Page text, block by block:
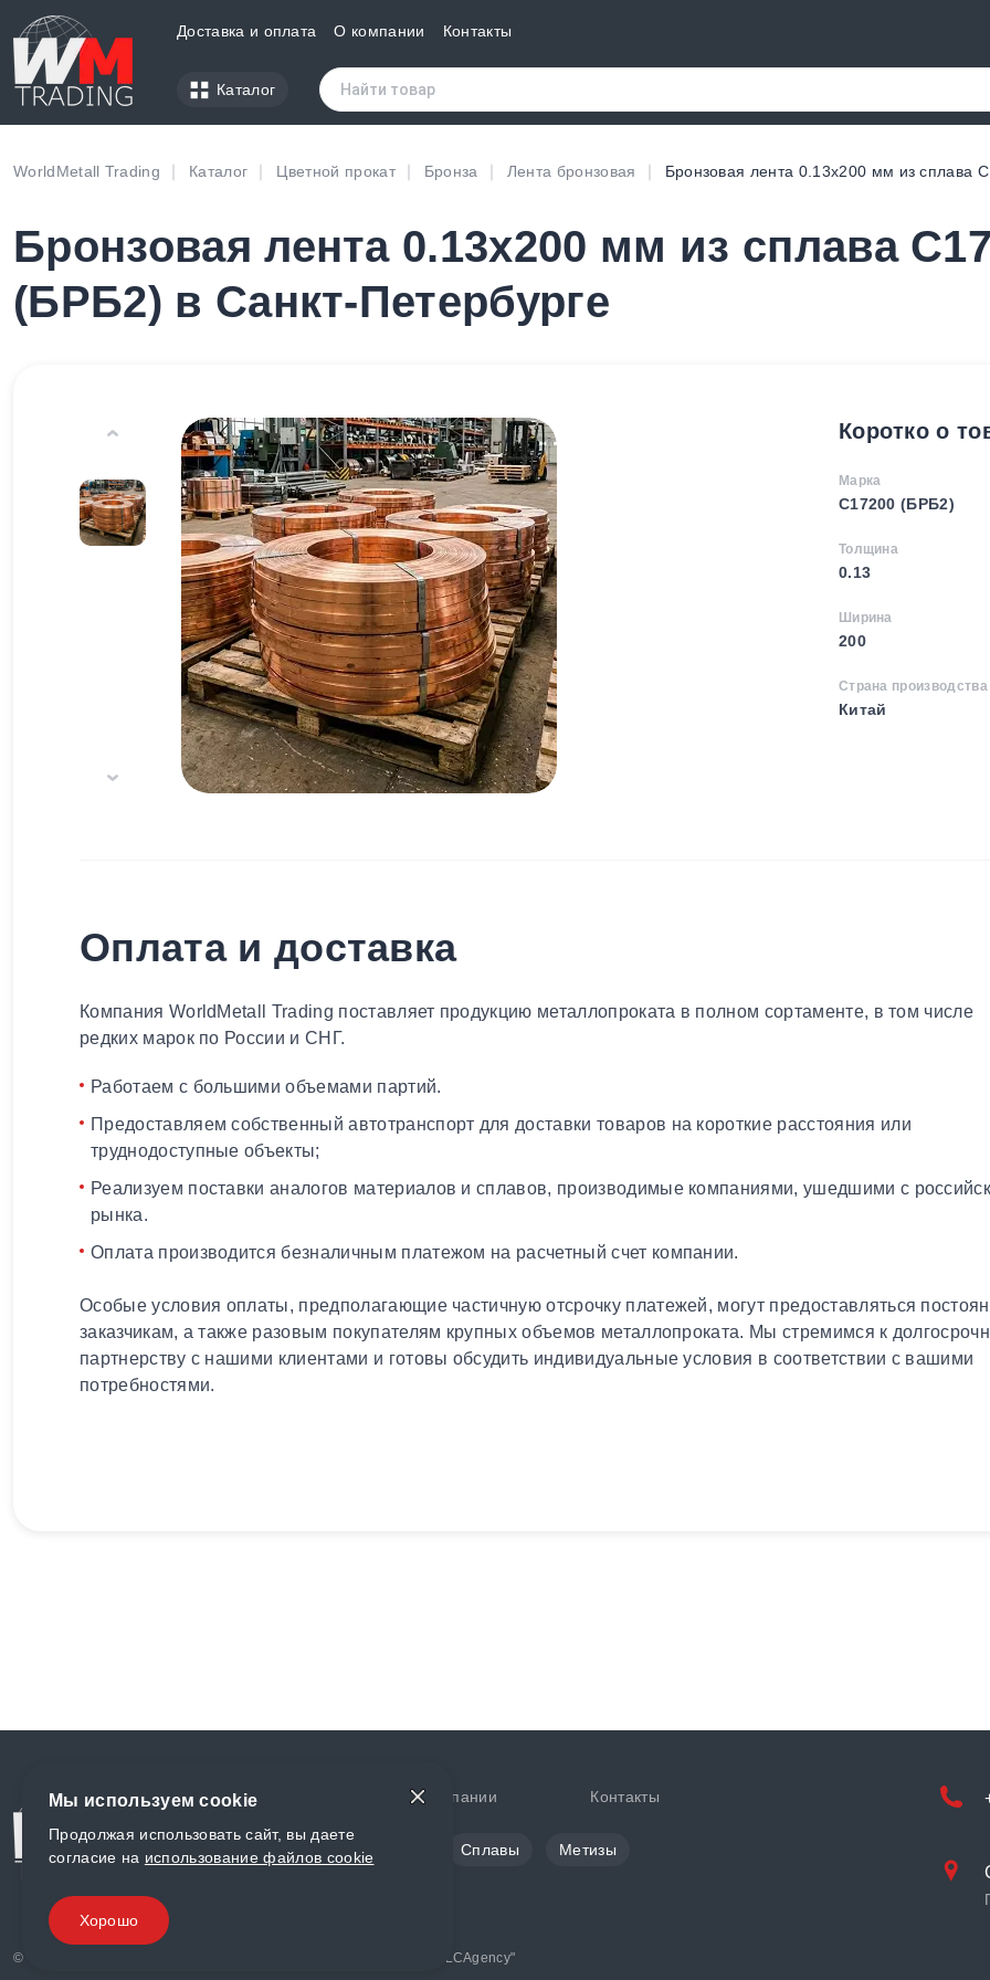
Доставка и оплата О компании Контакты
Каталог
WorldMetall Trading Каталог Цветной прокат Бронза Лента бронзовая Бронзовая лента 0.13х200 мм из сплава
Бронзовая лента 0.13х200 мм из сплава
(БРБ2) в Санкт-Петербурге
Коротко о
Марка
C17200 (БРБ2)
Толщина
0.13
Ширина
200
Страна производства
Китай
Оплата и доставка
Компания WorldMetall Trading поставляет продукцию металлопроката в полном сортаменте, в том числе
редких марок по России и СНГ.
Работаем с большими объемами партий.
Предоставляем собственный автотранспорт для доставки товаров на короткие расстояния или
труднодоступные объекты;
Реализуем поставки аналогов материалов и сплавов, производимые компаниями, ушедшими с
рынка.
Оплата производится безналичным платежом на расчетный счет компании.
Особые условия оплаты, предполагающие частичную отсрочку платежей, могут предоставляться
заказчикам, а также разовым покупателям крупных объемов металлопроката. Мы стремимся к
партнерству с нашими клиентами и готовы обсудить индивидуальные условия в соответствии с вашими
потребностями.
Доставка и оплата О компании Контакты
Цветной металл Сплавы Метизы
© «World Metall» 2025, Разработка и комплексное продвижение " LCAgency"
Мы используем cookie
Продолжая использовать сайт, вы даете
согласие на использование файлов cookie
Хорошо